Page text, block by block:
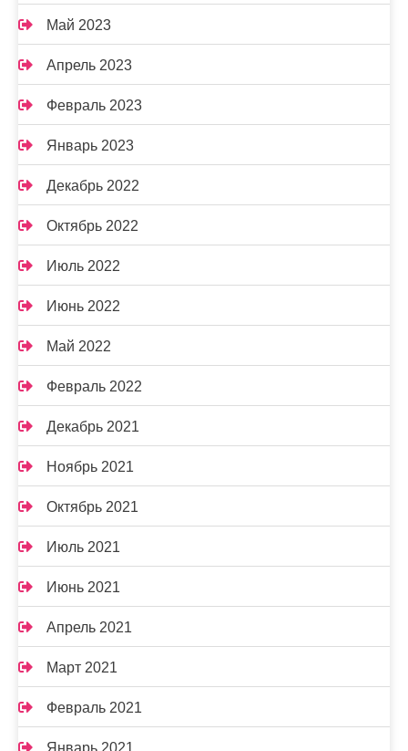
Май 2023
Апрель 2023
Февраль 2023
Январь 2023
Декабрь 2022
Октябрь 2022
Июль 2022
Июнь 2022
Май 2022
Февраль 2022
Декабрь 2021
Ноябрь 2021
Октябрь 2021
Июль 2021
Июнь 2021
Апрель 2021
Март 2021
Февраль 2021